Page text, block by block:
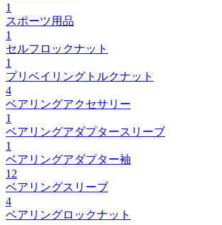
1
スポーツ用品
1
セルフロックナット
1
プリベイリングトルクナット
4
ベアリングアクセサリー
1
ベアリングアダプタースリーブ
1
ベアリングアダプター袖
12
ベアリングスリーブ
4
ベアリングロックナット